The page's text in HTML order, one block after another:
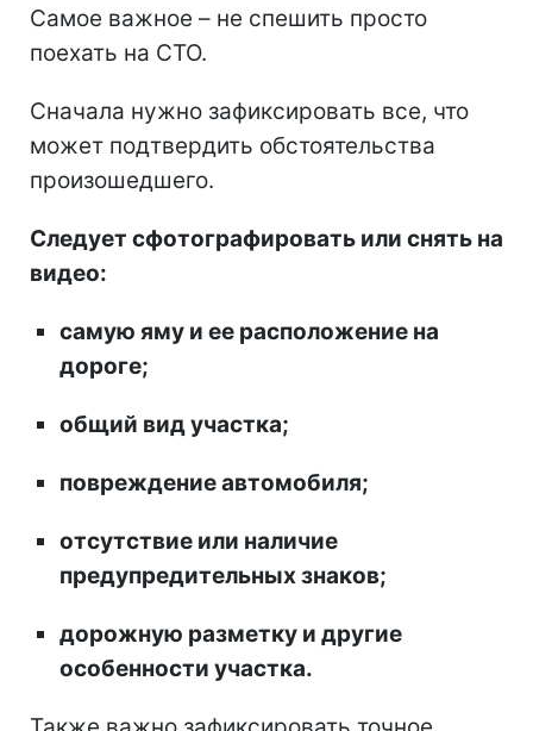
Самое важное – не спешить просто
поехать на СТО.
Сначала нужно зафиксировать все, что
может подтвердить обстоятельства
произошедшего.
Следует сфотографировать или снять на
видео:
самую яму и ее расположение на
дороге;
общий вид участка;
повреждение автомобиля;
отсутствие или наличие
предупредительных знаков;
дорожную разметку и другие
особенности участка.